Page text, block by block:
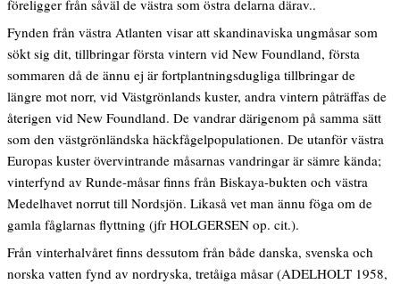
föreligger från såväl de västra som östra delarna därav..
Fynden från västra Atlanten visar att skandinaviska ungmåsar som
sökt sig dit, tillbringar första vintern vid New Foundland, första
sommaren då de ännu ej är fortplantningsdugliga tillbringar de
längre mot norr, vid Västgrönlands kuster, andra vintern påträffas de
återigen vid New Foundland. De vandrar därigenom på samma sätt
som den västgrönländska häckfågelpopulationen. De utanför västra
Europas kuster övervintrande måsarnas vandringar är sämre kända;
vinterfynd av Runde-måsar finns från Biskaya-bukten och västra
Medelhavet norrut till Nordsjön. Likaså vet man ännu föga om de
gamla fåglarnas flyttning (jfr HOLGERSEN op. cit.).
Från vinterhalvåret finns dessutom från både danska, svenska och
norska vatten fynd av nordryska, tretåiga måsar (ADELHOLT 1958,